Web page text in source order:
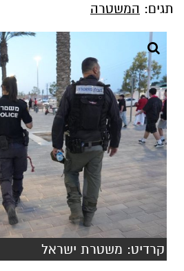
תגים: המשטרה
קרדיט: משטרת ישראל